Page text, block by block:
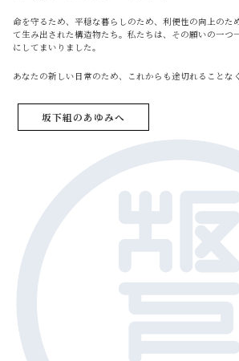
命を守るため、平穏な暮らしのため、利便性の向上の
て生み出された構造物たち。私たちは、その願いの一つ
にしてまいりました。
あなたの新しい日常のため、これからも途切れることな
坂下組のあゆみへ